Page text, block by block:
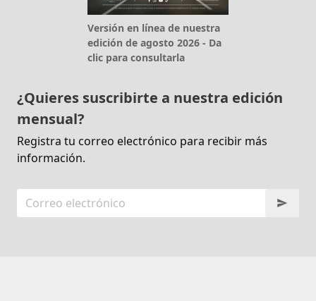
Versión en línea de nuestra
edición de agosto 2026 - Da
clic para consultarla
¿Quieres suscribirte a nuestra edición
mensual?
Registra tu correo electrónico para recibir más
información.